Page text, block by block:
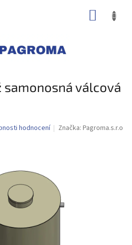
samonosná válcová
hodnocení Značka:Pagroma.s.r.o